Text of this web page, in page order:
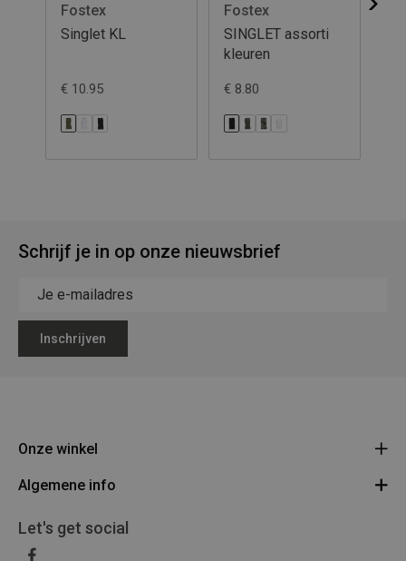
Fostex
Singlet KL
€ 10.95
Fostex
SINGLET assorti
kleuren
€ 8.80
Schrijf je in op onze nieuwsbrief
Inschrijven
Onze winkel
Legerstock Teunissen
Route
011/640469
Algemene info
Algemene voorwaarden
Privacy Policy
Let's get social